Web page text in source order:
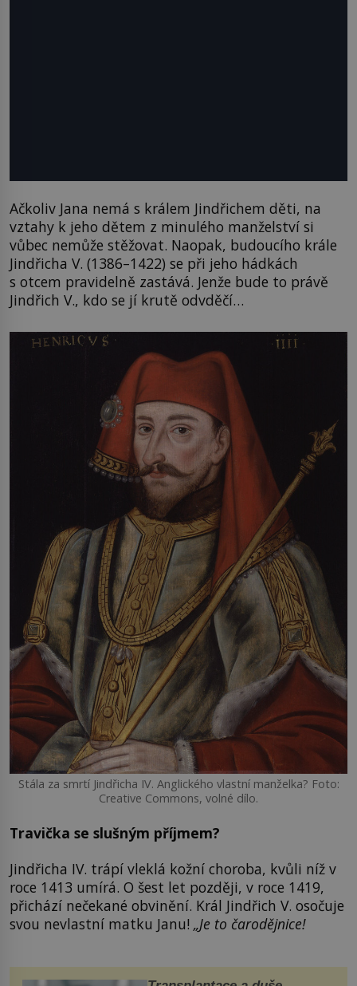
Ačkoliv Jana nemá s králem Jindřichem děti, na
vztahy k jeho dětem z minulého manželství si
vůbec nemůže stěžovat. Naopak, budoucího krále
Jindřicha V. (1386–1422) se při jeho hádkách
s otcem pravidelně zastává. Jenže bude to právě
Jindřich V., kdo se jí krutě odvděčí…
Stála za smrtí Jindřicha IV. Anglického vlastní manželka? Foto:
Creative Commons, volné dílo.
Travička se slušným příjmem?
Jindřicha IV. trápí vleklá kožní choroba, kvůli níž v
roce 1413 umírá. O šest let později, v roce 1419,
přichází nečekané obvinění. Král Jindřich V. osočuje
svou nevlastní matku Janu! „Je to čarodějnice!